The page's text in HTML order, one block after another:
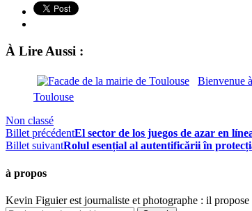
À Lire Aussi :
Bienvenue
Toulouse
Non classé
Billet précédentEl sector de los juegos de azar en
Billet suivantRolul esențial al autentificării în
à propos
Kevin Figuier est journaliste et photographe : il